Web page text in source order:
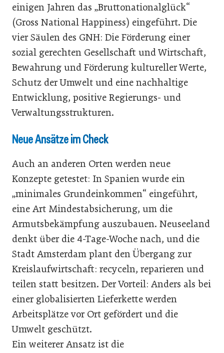
einigen Jahren das „Bruttonationalglück“
(Gross National Happiness) eingeführt. Die
vier Säulen des GNH: Die Förderung einer
sozial gerechten Gesellschaft und Wirtschaft,
Bewahrung und Förderung kultureller Werte,
Schutz der Umwelt und eine nachhaltige
Entwicklung, positive Regierungs- und
Verwaltungsstrukturen.
Neue Ansätze im Check
Auch an anderen Orten werden neue
Konzepte getestet: In Spanien wurde ein
„minimales Grundeinkommen“ eingeführt,
eine Art Mindestabsicherung, um die
Armutsbekämpfung auszubauen. Neuseeland
denkt über die 4-Tage-Woche nach, und die
Stadt Amsterdam plant den Übergang zur
Kreislaufwirtschaft: recyceln, reparieren und
teilen statt besitzen. Der Vorteil: Anders als bei
einer globalisierten Lieferkette werden
Arbeitsplätze vor Ort gefördert und die
Umwelt geschützt.
Ein weiterer Ansatz ist die